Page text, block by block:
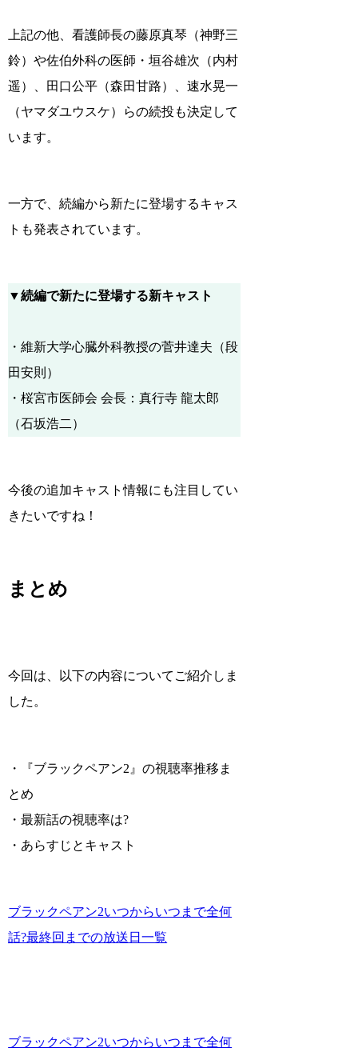
上記の他、看護師長の藤原真琴（神野三
鈴）や佐伯外科の医師・垣谷雄次（内村
遥）、田口公平（森田甘路）、速水晃一
（ヤマダユウスケ）らの続投も決定して
います。
一方で、続編から新たに登場するキャス
トも発表されています。
▼続編で新たに登場する新キャスト
・維新大学心臓外科教授の菅井達夫（段
田安則）
・桜宮市医師会 会長：真行寺 龍太郎
（石坂浩二）
今後の追加キャスト情報にも注目してい
きたいですね！
まとめ
今回は、以下の内容についてご紹介しま
した。
・『ブラックペアン2』の視聴率推移ま
とめ
・最新話の視聴率は?
・あらすじとキャスト
ブラックペアン2いつからいつまで全何
話?最終回までの放送日一覧
ブラックペアン2いつからいつまで全何